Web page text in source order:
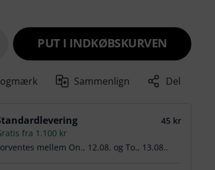
PUT I INDKØBSKURVEN
Sammenlign Del
45 kr
fra 1.100 kr
mellem On., 12.08. ogTo., 13.08..